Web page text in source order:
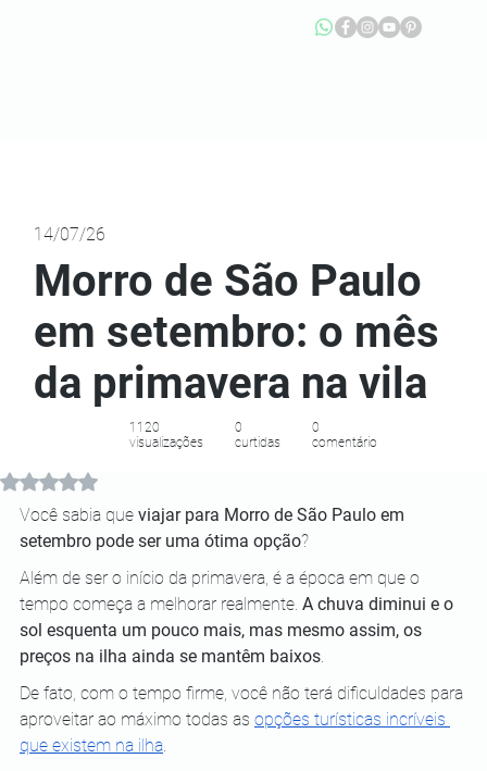
Avaliado com NaN de 5 estrelas.
Você sabia que viajar para Morro de São Paulo em
setembro pode ser uma ótima opção?
Além de ser o início da primavera, é a época em que o
tempo começa a melhorar realmente. A chuva diminui e o
sol esquenta um pouco mais, mas mesmo assim, os
preços na ilha ainda se mantêm baixos.
De fato, com o tempo firme, você não terá dificuldades para
aproveitar ao máximo todas as opções turísticas incríveis
que existem na ilha.
1120
visualizações
0
curtidas
0
comentário
Morro de São Paulo
em setembro: o mês
da primavera na vila
14/07/26